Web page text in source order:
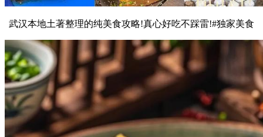
武汉本地土著整理的纯美食攻略!真心好吃不踩雷!#独家美食